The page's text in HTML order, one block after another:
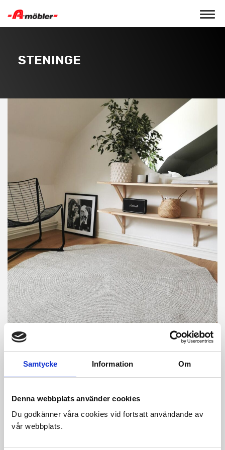
Samtycke Information Om
Denna webbplats använder cookies
Du godkänner våra cookies vid fortsatt användande av
vår webbplats.
Toggle
STENINGE
Steninge Ljus Melange är en handvävd matta i Nya
Zeeländsk ull. Den har en stilfull flätning som följer mattan